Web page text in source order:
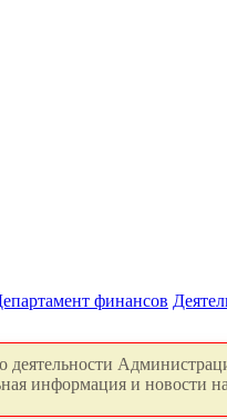
финансов
деятельности
информация и новости